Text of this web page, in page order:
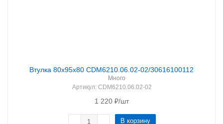
Втулка 80х95х80 CDM6210.06.02-02/30616100112
Много
Артикул: CDM6210.06.02-02
1 220 ₽/шт
В корзину